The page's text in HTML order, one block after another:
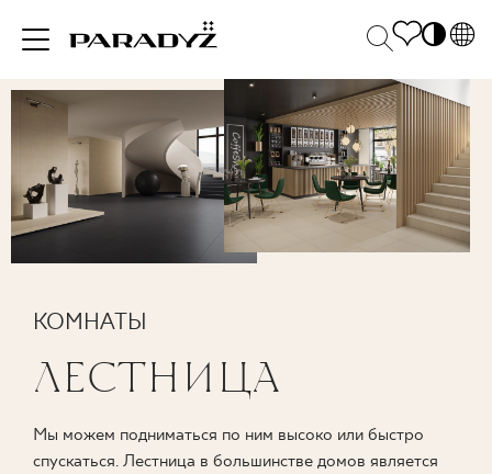
EN
SK
DE
UK
RU
ВДОХНОВЕНИЯ
ПРОДУКЦИЯ
КОЛЛЕКЦИИ
ДЛЯ БИЗНЕСА
ЛЕСТНИЦА
КОМНАТЫ
Мы можем подниматься по ним высоко или быстро
спускаться. Лестница в большинстве домов является